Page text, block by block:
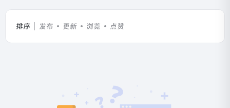
排序 发布 更新 浏览 点赞